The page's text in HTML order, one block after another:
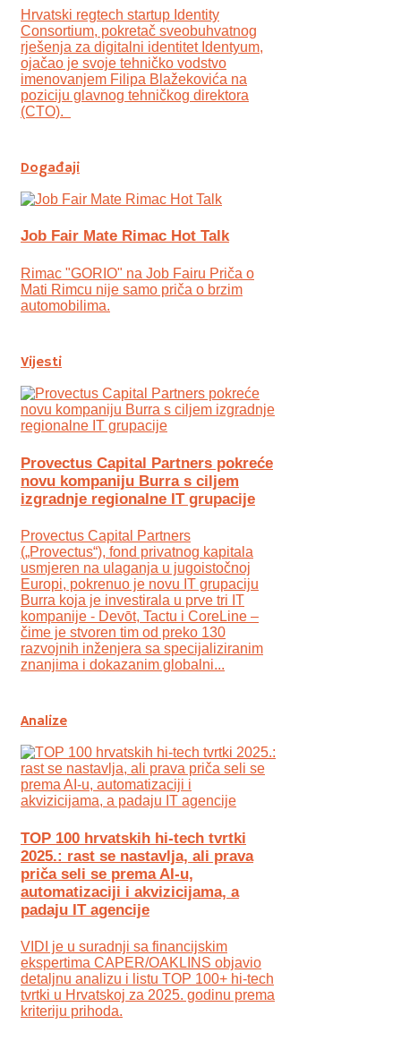
Hrvatski regtech startup Identity
Consortium, pokretač sveobuhvatnog
rješenja za digitalni identitet Identyum,
ojаčao je svoje tehničko vodstvo
imenovanjem Filipa Blažekovića na
poziciju glavnog tehničkog direktora
(CTO).
Događaji
Job Fair Mate Rimac Hot Talk
Rimac "GORIO" na Job Fairu Priča o
Mati Rimcu nije samo priča o brzim
automobilima.
Vijesti
Provectus Capital Partners pokreće
novu kompaniju Burra s ciljem
izgradnje regionalne IT grupacije
Provectus Capital Partners
(„Provectus“), fond privatnog kapitala
usmjeren na ulaganja u jugoistočnoj
Europi, pokrenuo je novu IT grupaciju
Burra koja je investirala u prve tri IT
kompanije - Devōt, Tactu i CoreLine –
čime je stvoren tim od preko 130
razvojnih inženjera sa specijaliziranim
znanjima i dokazanim globalni...
Analize
TOP 100 hrvatskih hi-tech tvrtki
2025.: rast se nastavlja, ali prava
priča seli se prema AI-u,
automatizaciji i akvizicijama, a
padaju IT agencije
VIDI je u suradnji sa financijskim
ekspertima CAPER/OAKLINS objavio
detaljnu analizu i listu TOP 100+ hi-tech
tvrtki u Hrvatskoj za 2025. godinu prema
kriteriju prihoda.